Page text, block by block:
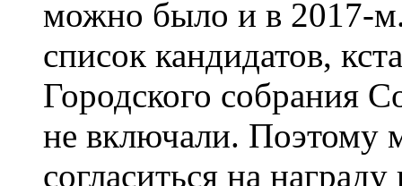
можно было и в 2017-
список кандидатов,
Городского собрания
не включали. Поэтому
согласиться на